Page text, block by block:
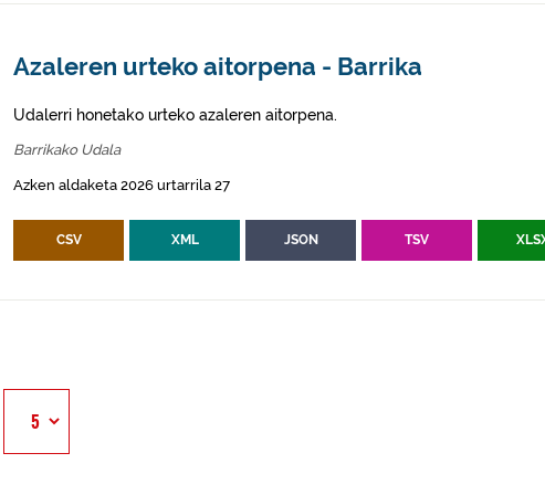
Azaleren urteko aitorpena - Barrika
Udalerri honetako urteko azaleren aitorpena.
Barrikako Udala
Azken aldaketa 2026 urtarrila 27
CSV XML JSON TSV